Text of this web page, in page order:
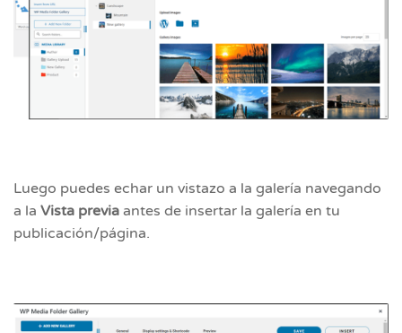
Luego puedes echar un vistazo a la galería navegando
a la Vista previa antes de insertar la galería en tu
publicación/página.